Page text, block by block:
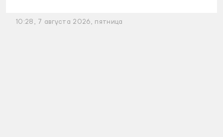
10:28, 7 августа 2026, пятница